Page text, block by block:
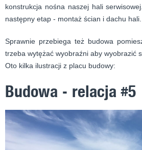
konstrukcja nośna naszej hali
następny etap - montaż ścian i dachu hali.
Sprawnie przebiega też budowa
trzeba wytężać wyobraźni aby wyobrazić
Oto kilka ilustracji z placu budowy:
Budowa - relacja #5